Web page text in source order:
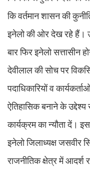
कि वर्तमान शासन की
इनेलो की ओर देख रहे हैं।
बार फिर इनेलो सत्तासीन
देवीलाल की सोच पर
पदाधिकारियों व
ऐतिहासिक बनाने के
कार्यक्रम का न्यौता दें।
इनेलो जिलाध्यक्ष जसवीर
राजनीतिक क्षेत्र में आदर्श